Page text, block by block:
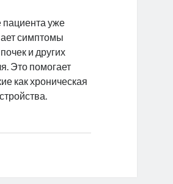
пациента уже
симптомы
и других
Это помогает
как хроническая